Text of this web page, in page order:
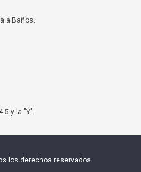
a Baños.
y la "Y".
los derechos reservados